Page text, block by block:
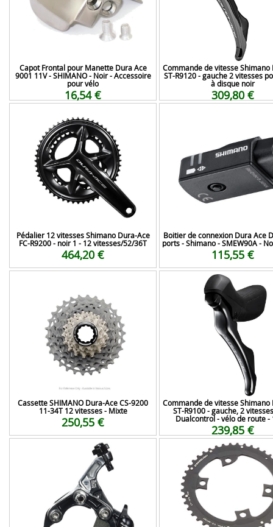
Capot Frontal pour Manette Dura Ace
9001 11V - SHIMANO - Noir - Accessoire
pour vélo
16,54 €
Commande de vitesse Shimano
ST-R9120 - gauche 2 vitesses
à disque noir
309,80 €
Pédalier 12 vitesses Shimano Dura-Ace
FC-R9200 - noir 1 - 12 vitesses/52/36T
464,20 €
Boitier de connexion Dura Ace
ports - Shimano - SMEW90A -
115,55 €
Cassette SHIMANO Dura-Ace CS-9200
11-34T 12 vitesses - Mixte
250,55 €
Commande de vitesse Shimano
ST-R9100 - gauche, 2
Dualcontrol - vélo de route -
239,85 €